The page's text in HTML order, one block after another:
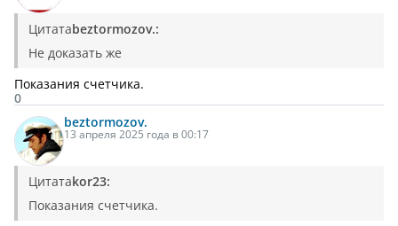
Цитатаbeztormozov.:
Не доказать же
Показания счетчика.
0
beztormozov.
13 апреля 2025 года в 00:17
Цитатаkor23:
Показания счетчика.